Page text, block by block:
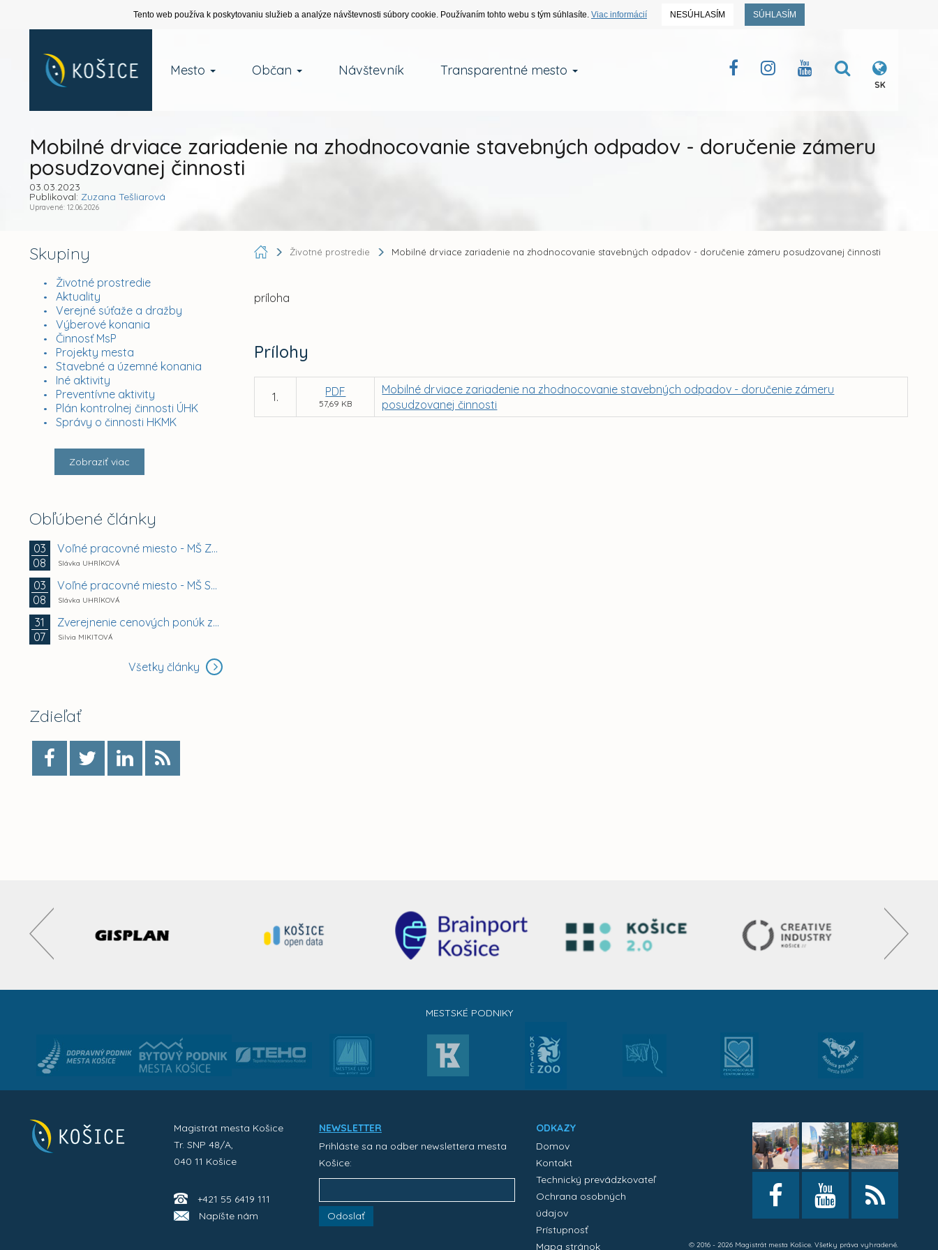
Tento web používa k poskytovaniu služieb a analýze návštevnosti súbory cookie. Používaním tohto webu s tým súhlasíte. Viac informácií NESÚHLASÍM SÚHLASÍM
Mesto Občan Návštevník Transparentné mesto
SK
Mobilné drviace zariadenie na zhodnocovanie stavebných odpadov - doručenie zámeru
posudzovanej činnosti
03.03.2023
Publikoval: Zuzana Tešliarová
Upravené: 12.06.2026
Skupiny
Životné prostredie
Aktuality
Verejné súťaže a dražby
Výberové konania
Činnosť MsP
Projekty mesta
Stavebné a územné konania
Iné aktivity
Preventívne aktivity
Plán kontrolnej činnosti ÚHK
Správy o činnosti HKMK
Zobraziť viac
Obľúbené články
03
08
Voľné pracovné miesto - MŠ Zuzkin park 2, Košice -...
Slávka UHRÍKOVÁ
03
08
Voľné pracovné miesto - MŠ Smetanova 11, Košice -...
Slávka UHRÍKOVÁ
31
07
Zverejnenie cenových ponúk záujemcov na prenájom...
Silvia MIKITOVÁ
Všetky články
Zdieľať
Životné prostredie Mobilné drviace zariadenie na zhodnocovanie stavebných odpadov - doručenie zámeru posudzovanej činnosti
príloha
Prílohy
1. PDF
57,69 KB
Mobilné drviace zariadenie na zhodnocovanie stavebných odpadov - doručenie zámeru
posudzovanej činnosti
MESTSKÉ PODNIKY
Magistrát mesta Košice
Tr. SNP 48/A,
040 11 Košice
+421 55 6419 111
Napíšte nám
NEWSLETTER
Prihláste sa na odber newslettera mesta
Košice:
Odoslať
ODKAZY
Domov
Kontakt
Technický prevádzkovateľ
Ochrana osobných
údajov
Prístupnosť
Mapa stránok
© 2016 - 2026 Magistrát mesta Košice. Všetky práva vyhradené.